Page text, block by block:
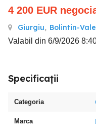
4 200 EUR
Giurgiu, Bolintin-Vale
Valabil din 6/9/2026
Specificații
Categoria
Marca